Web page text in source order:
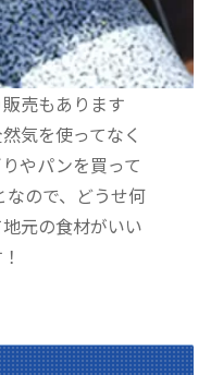
売もあります
気を使ってなく
やパンを買って
なので、どうせ何
元の食材がいい